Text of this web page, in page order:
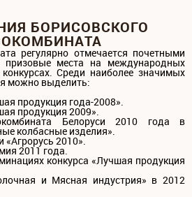
БОРИСОВСКОГО
регулярно отмечается почетными
призовые места на международных
Среди наиболее значимых
можно выделить:
продукция года-2008».
продукция 2009».
Белоруси 2010 года в
колбасные изделия».
2010».
2011 года.
конкурса «Лучшая продукция
и Мясная индустрия» в 2012